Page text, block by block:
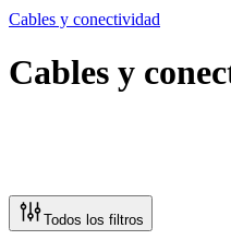
Cables y conectividad
Cables y
Todos los filtros